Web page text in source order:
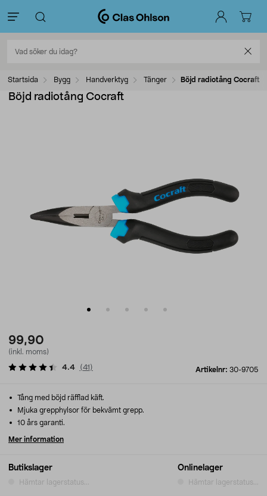
Startsida Bygg Handverktyg Tänger Böjd radiotång Cocraft
Böjd radiotång Cocraft
99,90
(inkl. moms)
Artikelnr: 30-9705
4.4 (41 )
Butikslager
Hämtar lagerstatus...
Onlinelager
Hämtar lagerstatus...
Tång med böjd räfflad käft.
Mjuka grepphylsor för bekvämt grepp.
10 års garanti.
Mer information